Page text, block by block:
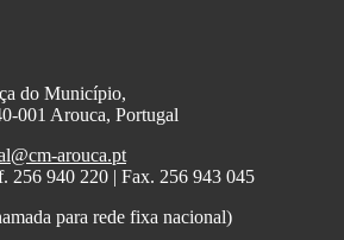
do Município,
001 Arouca, Portugal
arouca.pt
256 940 220 | Fax. 256 943 045
para rede fixa nacional)